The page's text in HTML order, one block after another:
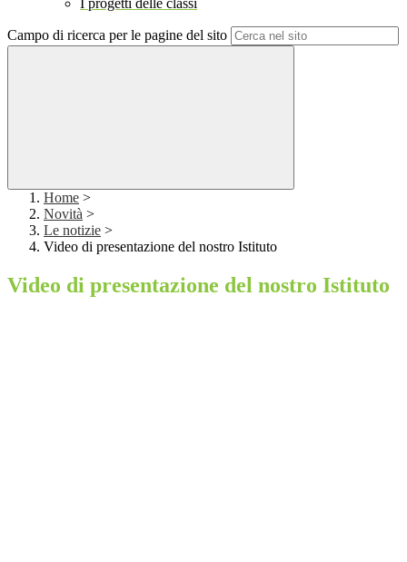
I progetti delle classi
Campo di ricerca per le pagine del sito
Home >
Novità >
Le notizie >
Video di presentazione del nostro Istituto
Video di presentazione del nostro Istituto